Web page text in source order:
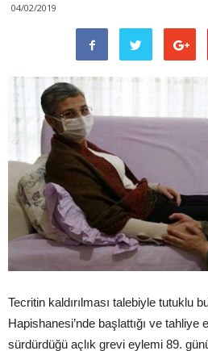
04/02/2019
Tecritin kaldırılması talebiyle tutuklu
Hapishanesi’nde başlattığı ve
sürdürdüğü açlık grevi eylemi 89.